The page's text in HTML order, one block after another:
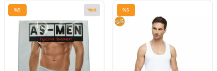
%5 Yeni %5